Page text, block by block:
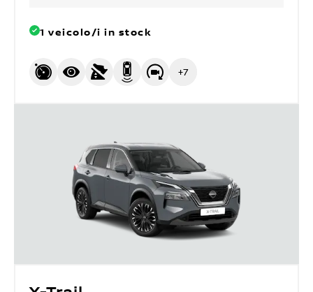
1 veicolo/i in stock
+7